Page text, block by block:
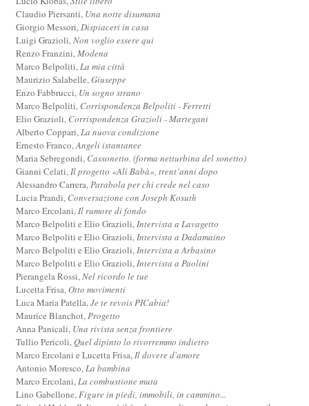
Claudio Piersanti, Una notte disumana
Giorgio Messori,Dispiaceri in casa
Luigi Grazioli,Non voglio essere qui
Renzo Franzini,Modena
Marco Belpoliti,La mia città
Maurizio Salabelle,Giuseppe
Enzo Fabbrucci, Un sogno strano
Marco Belpoliti, Corrispondenza Belpoliti - Ferretti
Elio Grazioli, Corrispondenza Grazioli - Martegani
Alberto Coppari,La nuova condizione
Ernesto Franco,Angeli istantanee
Maria Sebregondi, Cassonetto. (forma netturbina del sonetto)
Gianni Celati,Il progetto «Alì Babà», trent’anni dopo
Alessandro Carrera,Parabola per chi crede nel caso
Lucia Prandi, Conversazione con Joseph Kosuth
Marco Ercolani,Il rumore di fondo
Marco Belpoliti e Elio Grazioli,Intervista a Lavagetto
Marco Belpoliti e Elio Grazioli,Intervista a Dadamaino
Marco Belpoliti e Elio Grazioli,Intervista a Arbasino
Marco Belpoliti e Elio Grazioli,Intervista a Paolini
Pierangela Rossi,Nel ricordo le tue
Lucetta Frisa,Otto movimenti
Luca Maria Patella,Je te revois PICabia!
Maurice Blanchot,Progetto
Anna Panicali, Una rivista senza frontiere
Tullio Pericoli,Quel dipinto lo rivorremmo indietro
Marco Ercolani e Lucetta Frisa,Il dovere d'amore
Antonio Moresco,La bambina
Marco Ercolani,La combustione muta
Lino Gabellone,Figure in piedi, immobili, in cammino...